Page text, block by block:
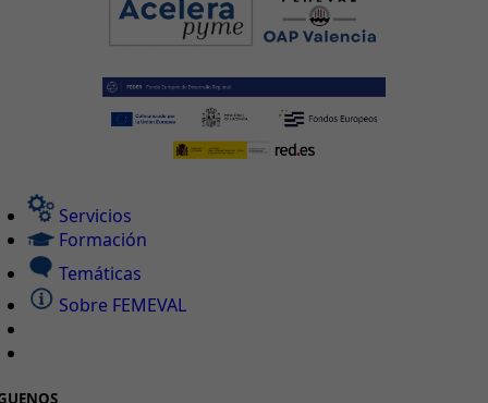
Servicios
Formación
Temáticas
Sobre FEMEVAL